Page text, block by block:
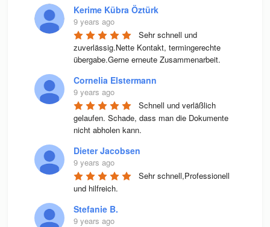
Kerime Kübra Öztürk
9 years ago
Sehr schnell und
zuverlässig.Nette Kontakt, termingerechte
übergabe.Gerne erneute Zusammenarbeit.
Cornelia Elstermann
9 years ago
Schnell und verläßlich
gelaufen. Schade, dass man die Dokumente
nicht abholen kann.
Dieter Jacobsen
9 years ago
Sehr schnell,Professionell
und hilfreich.
Stefanie B.
9 years ago